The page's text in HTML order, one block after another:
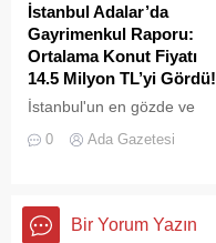
İstanbul Adalar’da
Gayrimenkul Raporu:
Ortalama Konut Fiyatı
14.5 Milyon TL’yi Gördü!
İstanbul'un en gözde ve
olan Adalar ilçesinde,
0 Ada Gazetesi
Bir Yorum Yazın